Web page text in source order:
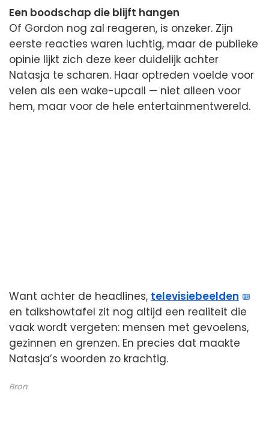
Een boodschap die blijft hangen
Of Gordon nog zal reageren, is onzeker. Zijn
eerste reacties waren luchtig, maar de publieke
opinie lijkt zich deze keer duidelijk achter
Natasja te scharen. Haar optreden voelde voor
velen als een wake-upcall — niet alleen voor
hem, maar voor de hele entertainmentwereld.
Want achter de headlines, televisiebeelden
en talkshowtafel zit nog altijd een realiteit die
vaak wordt vergeten: mensen met gevoelens,
gezinnen en grenzen. En precies dat maakte
Natasja’s woorden zo krachtig.
Bron